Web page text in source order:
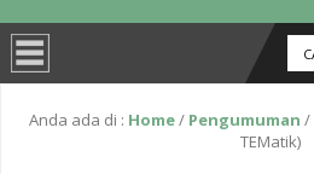
Anda ada di : Home/ Pengumuman /
TEMatik)